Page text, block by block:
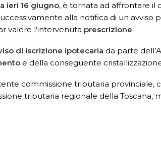
ieri 16 giugno, è tornata ad affrontare il
alla notifica di un
valere l’intervenuta prescrizione.
di iscrizione ipotecaria da parte
e della conseguente
commissione tributaria provinciale,
tributaria regionale della Toscana,